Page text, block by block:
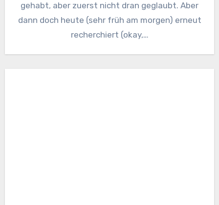
gehabt, aber zuerst nicht dran geglaubt. Aber
dann doch heute (sehr früh am morgen) erneut
recherchiert (okay,…